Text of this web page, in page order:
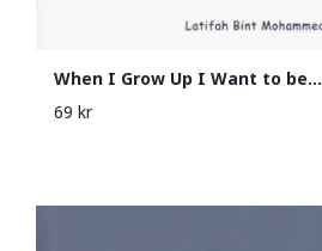
When I Grow Up I Want to be...
69 kr